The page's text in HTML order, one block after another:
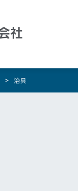
治具